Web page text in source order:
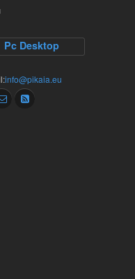
Pc Desktop
info@pikaia.eu